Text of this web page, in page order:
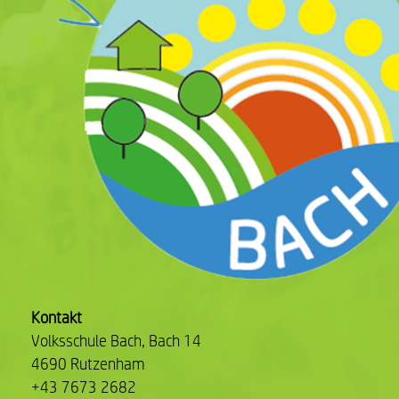
Kontakt
Volksschule Bach, Bach 14
4690 Rutzenham
+43 7673 2682